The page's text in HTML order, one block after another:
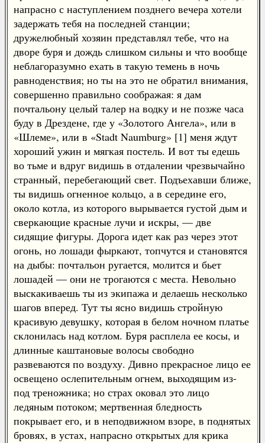
напрасно с наступлением позднего вечера хотели
задержать тебя на последней станции;
дружелюбный хозяин представлял тебе, что на
дворе буря и дождь слишком сильны и что вообще
неблагоразумно ехать в такую темень в ночь
равноденствия; но ты на это не обратил внимания,
совершенно правильно соображая: я дам
почтальону целый талер на водку и не позже часа
буду в Дрездене, где у «Золотого Ангела», или в
«Шлеме», или в «Stadt Naumburg» [1] меня ждут
хороший ужин и мягкая постель. И вот ты едешь
во тьме и вдруг видишь в отдалении чрезвычайно
странный, перебегающий свет. Подъехавши ближе,
ты видишь огненное кольцо, а в середине его,
около котла, из которого вырывается густой дым и
сверкающие красные лучи и искры, — две
сидящие фигуры. Дорога идет как раз через этот
огонь, но лошади фыркают, топчутся и становятся
на дыбы: почтальон ругается, молится и бьет
лошадей — они не трогаются с места. Невольно
выскакиваешь ты из экипажа и делаешь несколько
шагов вперед. Тут ты ясно видишь стройную
красивую девушку, которая в белом ночном платье
склонилась над котлом. Буря расплела ее косы, и
длинные каштановые волосы свободно
развеваются по воздуху. Дивно прекрасное лицо ее
освещено ослепительным огнем, выходящим из-
под треножника; но страх оковал это лицо
ледяным потоком; мертвенная бледность
покрывает его, и в неподвижном взоре, в поднятых
бровях, в устах, напрасно открытых для крика